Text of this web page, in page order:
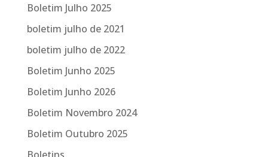
Boletim Julho 2025
boletim julho de 2021
boletim julho de 2022
Boletim Junho 2025
Boletim Junho 2026
Boletim Novembro 2024
Boletim Outubro 2025